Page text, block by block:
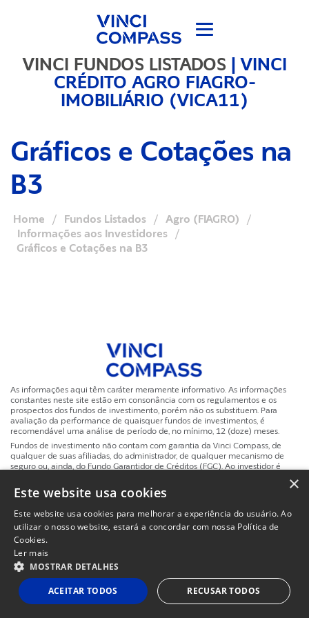
VINCI FUNDOS LISTADOS |VINCI
CRÉDITO AGRO FIAGRO-
IMOBILIÁRIO (VICA11)
Gráficos e Cotações na
B3
Home / Fundos Listados / Agro (FIAGRO)
/
Informações aos Investidores
/
Gráficos e Cotações na B3
As informações aqui têm caráter meramente informativo. As informações
constantes neste site estão em consonância com os regulamentos e os
prospectos dos fundos de investimento, porém não os substituem. Para
avaliação da performance de quaisquer fundos de investimentos, é
recomendável uma análise de período de, no mínimo, 12 (doze) meses.
Fundos de investimento não contam com garantia da Vinci Compass, de
qualquer de suas afiliadas, do administrador, de qualquer mecanismo de
seguro ou, ainda, do Fundo Garantidor de Créditos (FGC). Ao investidor é
fundos de investimento em que deseja aplicar. Investimentos implicam na
exposição a riscos, inclusive na possibilidade de perda total do investimento.
futura. A rentabilidade divulgada não é líquida de impostos.
Politicas de Privacidade e Termos de Uso
×
Este website usa cookies
Este website usa cookies para melhorar a experiência do usuário. Ao
utilizar o nosso website, estará a concordar com nossa Política de
Cookies.
Ler mais
MOSTRAR DETALHES
ACEITAR TODOS RECUSAR TODOS